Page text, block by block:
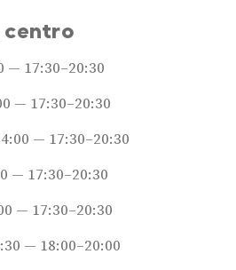
— 17:30–20:30
— 17:30–20:30
— 17:30–20:30
— 17:30–20:30
— 17:30–20:30
— 18:00–20:00